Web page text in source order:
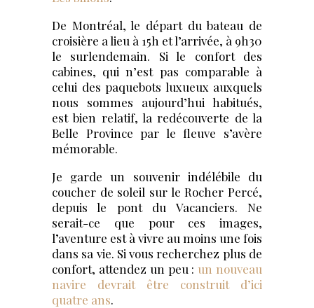
De Montréal, le départ du bateau de
croisière a lieu à 15h et l’arrivée, à 9h30
le surlendemain. Si le confort des
cabines, qui n’est pas comparable à
celui des paquebots luxueux auxquels
nous sommes aujourd’hui habitués,
est bien relatif, la redécouverte de la
Belle Province par le fleuve s’avère
mémorable.
Je garde un souvenir indélébile du
coucher de soleil sur le Rocher Percé,
depuis le pont du Vacanciers. Ne
serait-ce que pour ces images,
l’aventure est à vivre au moins une fois
dans sa vie. Si vous recherchez plus de
confort, attendez un peu : un nouveau
navire devrait être construit d’ici
quatre ans.